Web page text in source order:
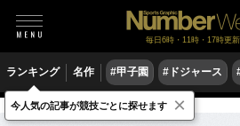
毎日6時・11時・17時更新
ランキング 名作 #甲子園 #ドジャース
サッカー 海外サッカー
今人気の記事が競技ごとに探せます ×